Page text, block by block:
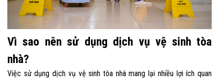
Vì sao nên sử dụng dịch vụ vệ sinh tòa
nhà?
Việc sử dụng dịch vụ vệ sinh tòa nhà mang lại nhiều lợi ích quan